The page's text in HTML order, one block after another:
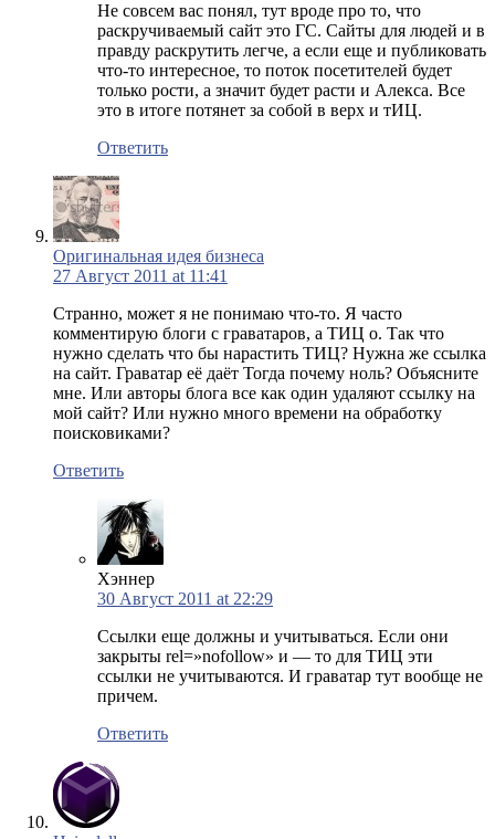
Не совсем вас понял, тут вроде про то, что
раскручиваемый сайт это ГС. Сайты для людей и в
правду раскрутить легче, а если еще и публиковать
что-то интересное, то поток посетителей будет
только рости, а значит будет расти и Алекса. Все
это в итоге потянет за собой в верх и тИЦ.
Ответить
Оригинальная идея бизнеса
27 Август 2011 at 11:41
Странно, может я не понимаю что-то. Я часто
комментирую блоги с граватаров, а ТИЦ о. Так что
нужно сделать что бы нарастить ТИЦ? Нужна же ссылка
на сайт. Граватар её даёт Тогда почему ноль? Объясните
мне. Или авторы блога все как один удаляют ссылку на
мой сайт? Или нужно много времени на обработку
поисковиками?
Ответить
Хэннер
30 Август 2011 at 22:29
Ссылки еще должны и учитываться. Если они
закрыты rel=»nofollow» и — то для ТИЦ эти
ссылки не учитываются. И граватар тут вообще не
причем.
Ответить